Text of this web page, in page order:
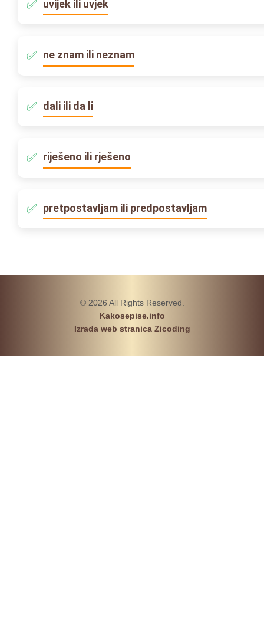
uvijek ili uvjek
ne znam ili neznam
dali ili da li
riješeno ili rješeno
pretpostavljam ili predpostavljam
© 2026 All Rights Reserved.
Kakosepise.info
Izrada web stranica Zicoding